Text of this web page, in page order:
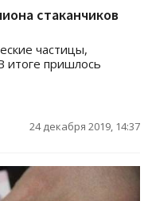
стаканчиков
частицы,
итоге пришлось
24 декабря 2019, 14:37